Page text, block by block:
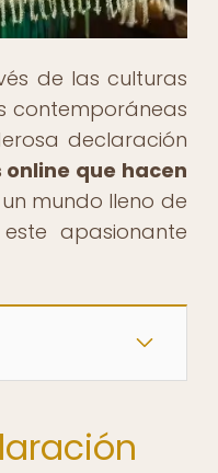
de las culturas
contemporáneas
declaración
que hacen
mundo lleno de
apasionante